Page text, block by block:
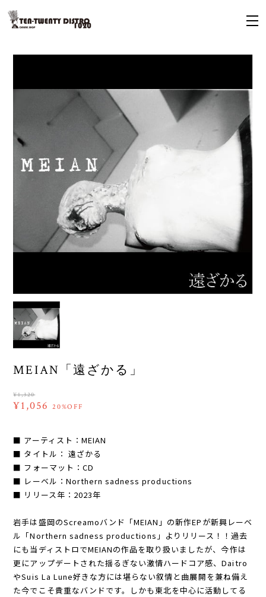
MEIAN「遠ざかる」
¥1,320
¥1,056 20%OFF
■ アーティスト：MEIAN
■ タイトル： 遠ざかる
■ フォーマット：CD
■ レーベル：Northern sadness productions
■ リリース年：2023年
岩手は盛岡のScreamoバンド「MEIAN」の新作EPが新興レーベ
ル「Northern sadness productions」よりリリース！！過去
にも当ディストロでMEIANの作品を取り扱いましたが、今作は
更にアップデートされた揺るぎない激情ハードコア感、Daitro
やSuis La Lune好きな方には堪らない叙情と曲展開を兼ね備え
た今でこそ貴重なバンドです。しかも東北を中心に活動してる